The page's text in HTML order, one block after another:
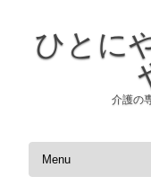
ひとに
介護の
コンテンツへスキップ